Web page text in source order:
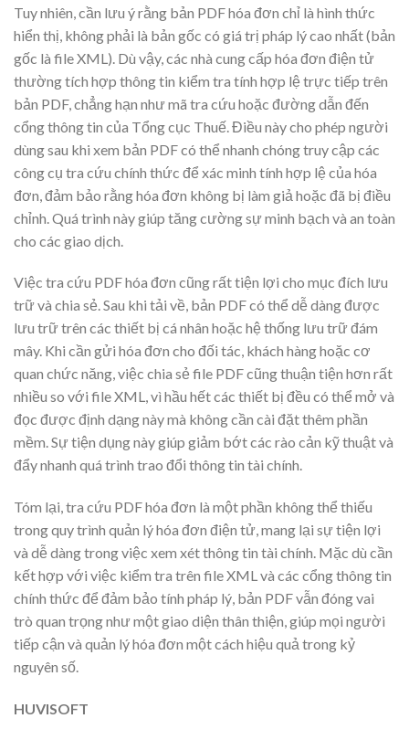
Tuy nhiên, cần lưu ý rằng bản PDF hóa đơn chỉ là hình thức
hiển thị, không phải là bản gốc có giá trị pháp lý cao nhất (bản
gốc là file XML). Dù vậy, các nhà cung cấp hóa đơn điện tử
thường tích hợp thông tin kiểm tra tính hợp lệ trực tiếp trên
bản PDF, chẳng hạn như mã tra cứu hoặc đường dẫn đến
cổng thông tin của Tổng cục Thuế. Điều này cho phép người
dùng sau khi xem bản PDF có thể nhanh chóng truy cập các
công cụ tra cứu chính thức để xác minh tính hợp lệ của hóa
đơn, đảm bảo rằng hóa đơn không bị làm giả hoặc đã bị điều
chỉnh. Quá trình này giúp tăng cường sự minh bạch và an toàn
cho các giao dịch.
Việc tra cứu PDF hóa đơn cũng rất tiện lợi cho mục đích lưu
trữ và chia sẻ. Sau khi tải về, bản PDF có thể dễ dàng được
lưu trữ trên các thiết bị cá nhân hoặc hệ thống lưu trữ đám
mây. Khi cần gửi hóa đơn cho đối tác, khách hàng hoặc cơ
quan chức năng, việc chia sẻ file PDF cũng thuận tiện hơn rất
nhiều so với file XML, vì hầu hết các thiết bị đều có thể mở và
đọc được định dạng này mà không cần cài đặt thêm phần
mềm. Sự tiện dụng này giúp giảm bớt các rào cản kỹ thuật và
đẩy nhanh quá trình trao đổi thông tin tài chính.
Tóm lại, tra cứu PDF hóa đơn là một phần không thể thiếu
trong quy trình quản lý hóa đơn điện tử, mang lại sự tiện lợi
và dễ dàng trong việc xem xét thông tin tài chính. Mặc dù cần
kết hợp với việc kiểm tra trên file XML và các cổng thông tin
chính thức để đảm bảo tính pháp lý, bản PDF vẫn đóng vai
trò quan trọng như một giao diện thân thiện, giúp mọi người
tiếp cận và quản lý hóa đơn một cách hiệu quả trong kỷ
nguyên số.
HUVISOFT